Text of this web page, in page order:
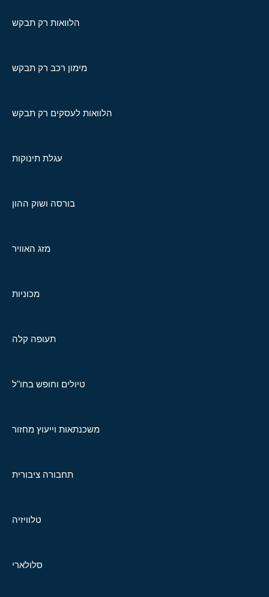
הלוואות רק תבקש
מימון רכב רק תבקש
הלוואות לעסקים רק תבקש
עגלת תינוקות
בורסה ושוק ההון
מזג האוויר
מכוניות
תעופה קלה
טיולים וחופש בחו"ל
משכנתאות וייעוץ מחזור
תחבורה ציבורית
טלוויזיה
סלולארי